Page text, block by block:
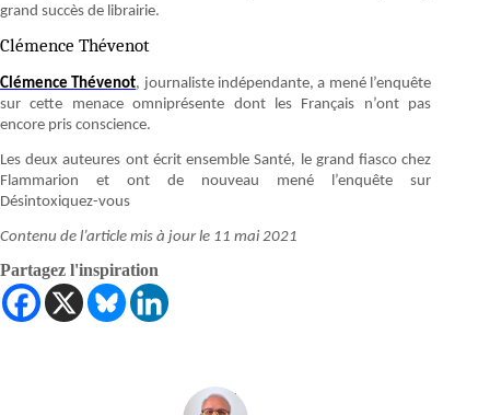
grand succès de librairie.
Clémence Thévenot
Clémence Thévenot, journaliste indépendante, a mené l’enquête
sur cette menace omniprésente dont les Français n’ont pas
encore pris conscience.
Les deux auteures ont écrit ensemble Santé, le grand fiasco chez
Flammarion et ont de nouveau mené l’enquête sur
Désintoxiquez-vous
Contenu de l’article mis à jour le 11 mai 2021
Partagez l'inspiration